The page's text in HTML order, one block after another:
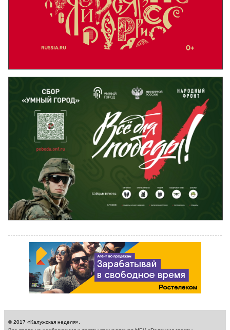
© 2017 «Калужская неделя».